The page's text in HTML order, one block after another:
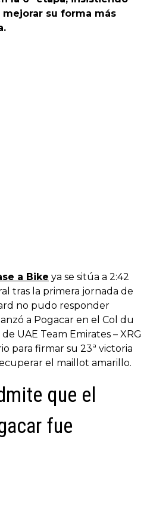
su forma más
a Bike ya se sitúa a 2:42
tras la primera jornada de
no pudo responder
a Pogacar en el Col du
UAE Team Emirates – XRG
para firmar su 23ª victoria
el maillot amarillo.
que el
fue